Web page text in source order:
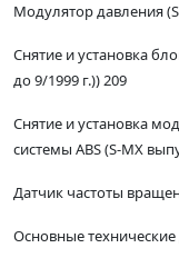
Модулятор давления
Снятие и установка
до 9/1999 г.)) 209
Снятие и установка
системы ABS (S-MX
Датчик частоты
Основные